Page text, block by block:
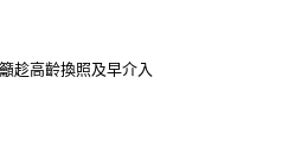
趁高齡換照及早介入